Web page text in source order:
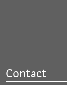
Contact